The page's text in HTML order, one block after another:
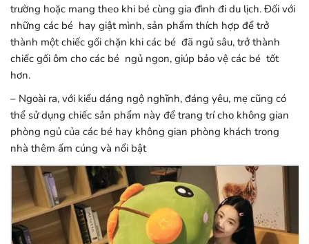
trường hoặc mang theo khi bé cùng gia đình đi du lịch. Đối với
những các bé hay giật mình, sản phẩm thích hợp để trở
thành một chiếc gối chặn khi các bé đã ngủ sâu, trở thành
chiếc gối ôm cho các bé ngủ ngon, giúp bảo vệ các bé tốt
hơn.
– Ngoài ra, với kiểu dáng ngộ nghĩnh, đáng yêu, mẹ cũng có
thể sử dụng chiếc sản phẩm này để trang trí cho không gian
phòng ngủ của các bé hay không gian phòng khách trong
nhà thêm ấm cúng và nổi bật